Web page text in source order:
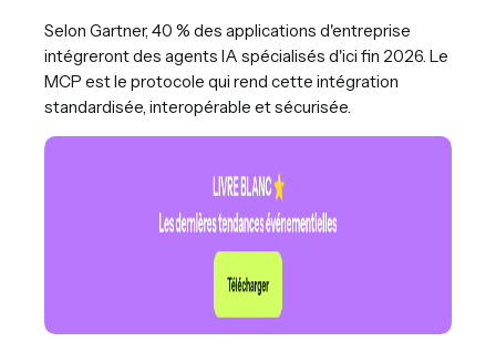
Selon Gartner, 40 % des applications d'entreprise
intégreront des agents IA spécialisés d'ici fin 2026. Le
MCP est le protocole qui rend cette intégration
standardisée, interopérable et sécurisée.